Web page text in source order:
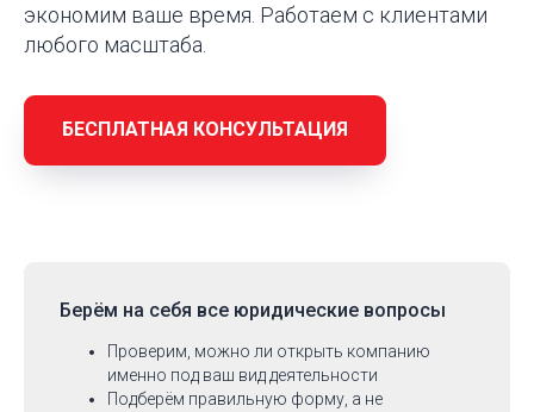
экономим ваше время. Работаем с клиентами
любого масштаба.
БЕСПЛАТНАЯ КОНСУЛЬТАЦИЯ
Берём на себя все юридические вопросы
Проверим, можно ли открыть компанию
именно под ваш вид деятельности
Подберём правильную форму, а не